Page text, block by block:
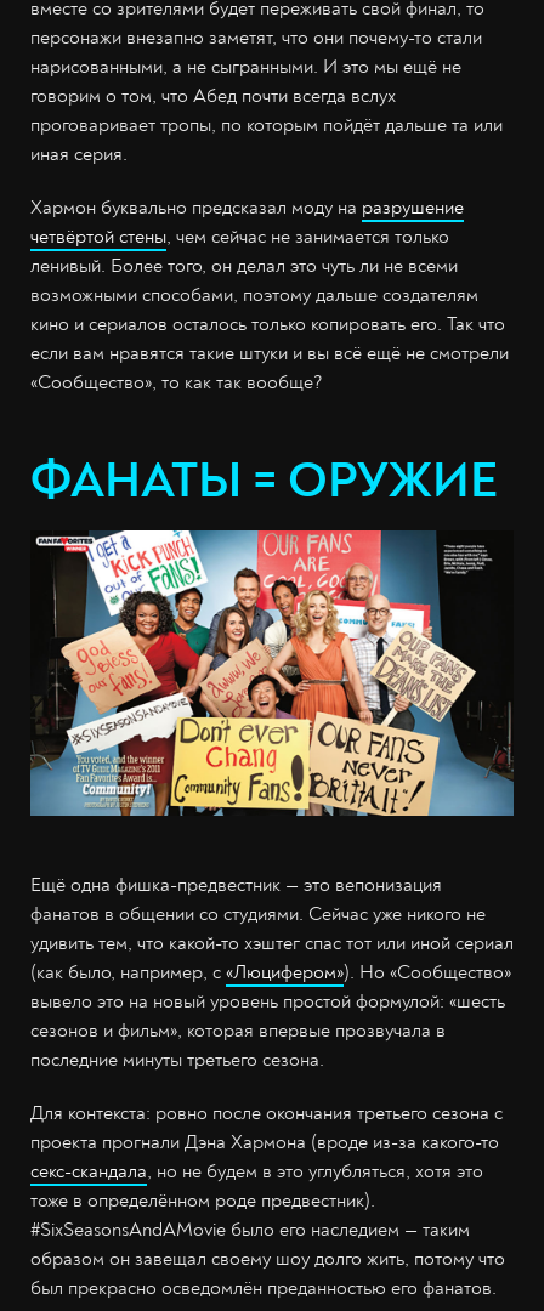
вместе со зрителями будет переживать свой финал, то
персонажи внезапно заметят, что они почему-то стали
нарисованными, а не сыгранными. И это мы ещё не
говорим о том, что Абед почти всегда вслух
проговаривает тропы, по которым пойдёт дальше та или
иная серия.
Хармон буквально предсказал моду на разрушение
четвёртой стены, чем сейчас не занимается только
ленивый. Более того, он делал это чуть ли не всеми
возможными способами, поэтому дальше создателям
кино и сериалов осталось только копировать его. Так что
если вам нравятся такие штуки и вы всё ещё не смотрели
«Сообщество», то как так вообще?
ФАНАТЫ = ОРУЖИЕ
Ещё одна фишка-предвестник — это вепонизация
фанатов в общении со студиями. Сейчас уже никого не
удивить тем, что какой-то хэштег спас тот или иной сериал
(как было, например, с «Люцифером»). Но «Сообщество»
вывело это на новый уровень простой формулой: «шесть
сезонов и фильм», которая впервые прозвучала в
последние минуты третьего сезона.
Для контекста: ровно после окончания третьего сезона с
проекта прогнали Дэна Хармона (вроде из-за какого-то
секс-скандала, но не будем в это углубляться, хотя это
тоже в определённом роде предвестник).
#SixSeasonsAndAMovie было его наследием — таким
образом он завещал своему шоу долго жить, потому что
был прекрасно осведомлён преданностью его фанатов.